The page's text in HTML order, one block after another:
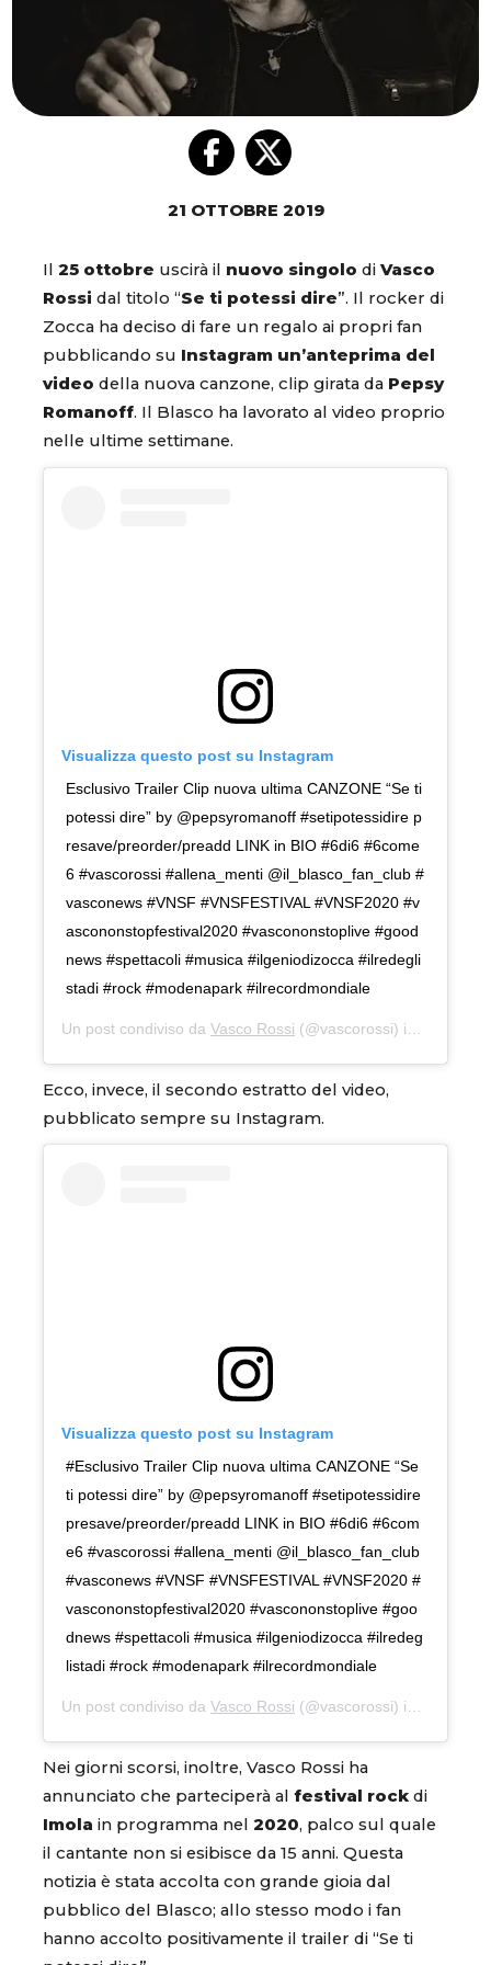
21 OTTOBRE 2019
Il 25 ottobre uscirà il nuovo singolo di Vasco
Rossi dal titolo “Se ti potessi dire”. Il rocker di
Zocca ha deciso di fare un regalo ai propri fan
pubblicando su Instagram un’anteprima del
video della nuova canzone, clip girata da Pepsy
Romanoff. Il Blasco ha lavorato al video proprio
nelle ultime settimane.
Visualizza questo post su Instagram
Esclusivo Trailer Clip nuova ultima CANZONE “Se ti
potessi dire” by @pepsyromanoff #setipotessidire p
resave/preorder/preadd LINK in BIO #6di6 #6come
6 #vascorossi #allena_menti @il_blasco_fan_club #
vasconews #VNSF #VNSFESTIVAL #VNSF2020 #v
ascononstopfestival2020 #vascononstoplive #good
news #spettacoli #musica #ilgeniodizocca #ilredegli
stadi #rock #modenapark #ilrecordmondiale
Un post condiviso da Vasco Rossi (@vascorossi) in data:
Ecco, invece, il secondo estratto del video,
pubblicato sempre su Instagram.
Visualizza questo post su Instagram
#Esclusivo Trailer Clip nuova ultima CANZONE “Se
ti potessi dire” by @pepsyromanoff #setipotessidire
presave/preorder/preadd LINK in BIO #6di6 #6com
e6 #vascorossi #allena_menti @il_blasco_fan_club
#vasconews #VNSF #VNSFESTIVAL #VNSF2020 #
vascononstopfestival2020 #vascononstoplive #goo
dnews #spettacoli #musica #ilgeniodizocca #ilredeg
listadi #rock #modenapark #ilrecordmondiale
Un post condiviso da Vasco Rossi (@vascorossi) in data:
Nei giorni scorsi, inoltre, Vasco Rossi ha
annunciato che parteciperà al festival rockdi
Imola in programma nel 2020, palco sul quale
il cantante non si esibisce da 15 anni. Questa
notizia è stata accolta con grande gioia dal
pubblico del Blasco; allo stesso modo i fan
hanno accolto positivamente il trailer di “Se ti